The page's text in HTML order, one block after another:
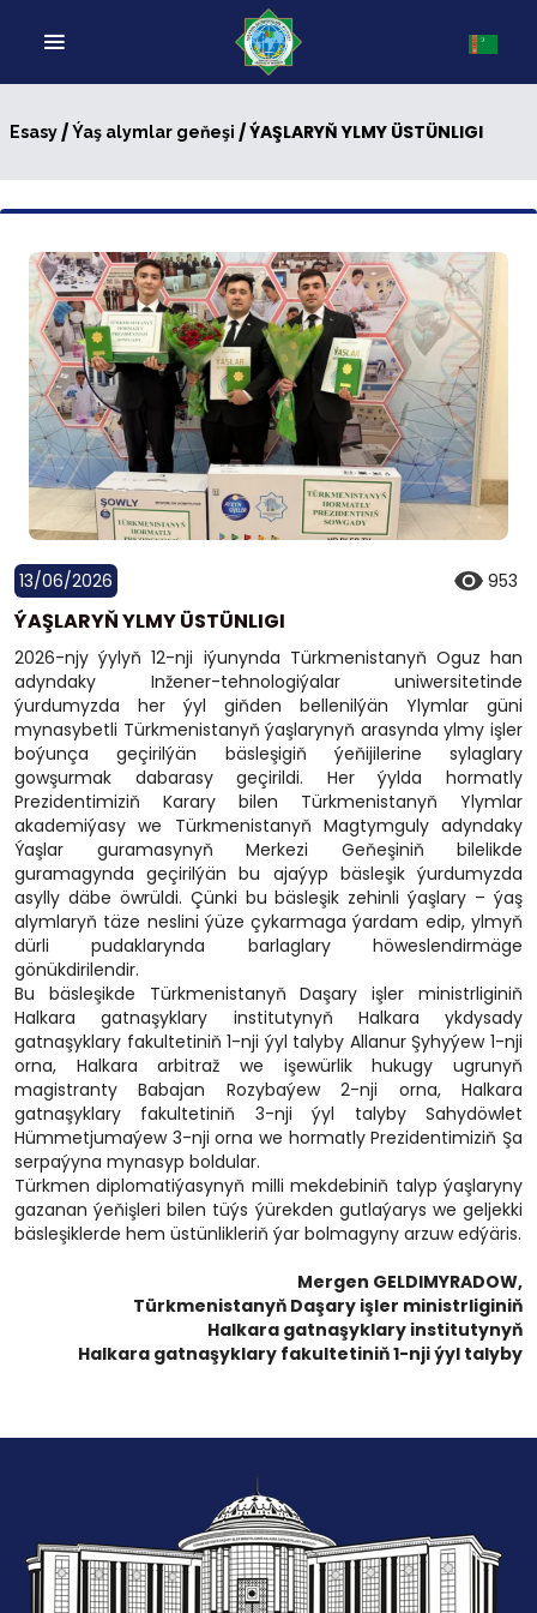
Esasy/Ýaş alymlar geňeşi / ÝAŞLARYŇ YLMY ÜSTÜNLIGI
13/06/2026 953
ÝAŞLARYŇ YLMY ÜSTÜNLIGI
2026-njy ýylyň 12-nji iýunynda Türkmenistanyň Oguz han
adyndaky Inžener-tehnologiýalar uniwersitetinde
ýurdumyzda her ýyl giňden bellenilýän Ylymlar güni
mynasybetli Türkmenistanyň ýaşlarynyň arasynda ylmy işler
boýunça geçirilýän bäsleşigiň ýeňijilerine sylaglary
gowşurmak dabarasy geçirildi. Her ýylda hormatly
Prezidentimiziň Karary bilen Türkmenistanyň Ylymlar
akademiýasy we Türkmenistanyň Magtymguly adyndaky
Ýaşlar guramasynyň Merkezi Geňeşiniň bilelikde
guramagynda geçirilýän bu ajaýyp bäsleşik ýurdumyzda
asylly däbe öwrüldi. Çünki bu bäsleşik zehinli ýaşlary – ýaş
alymlaryň täze neslini ýüze çykarmaga ýardam edip, ylmyň
dürli pudaklarynda barlaglary höweslendirmäge
gönükdirilendir.
Bu bäsleşikde Türkmenistanyň Daşary işler ministrliginiň
Halkara gatnaşyklary institutynyň Halkara ykdysady
gatnaşyklary fakultetiniň 1-nji ýyl talyby Allanur Şyhyýew 1-nji
orna, Halkara arbitraž we işewürlik hukugy ugrunyň
magistranty Babajan Rozybaýew 2-nji orna, Halkara
gatnaşyklary fakultetiniň 3-nji ýyl talyby Sahydöwlet
Hümmetjumaýew 3-nji orna we hormatly Prezidentimiziň Şa
serpaýyna mynasyp boldular.
Türkmen diplomatiýasynyň milli mekdebiniň talyp ýaşlaryny
gazanan ýeňişleri bilen tüýs ýürekden gutlaýarys we geljekki
bäsleşiklerde hem üstünlikleriň ýar bolmagyny arzuw edýäris.
Mergen GELDIMYRADOW,
Türkmenistanyň Daşary işler ministrliginiň
Halkara gatnaşyklary institutynyň
Halkara gatnaşyklary fakultetiniň 1-nji ýyl talyby